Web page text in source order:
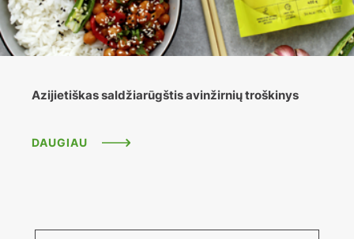
Azijietiškas saldžiarūgštis avinžirnių troškinys
DAUGIAU